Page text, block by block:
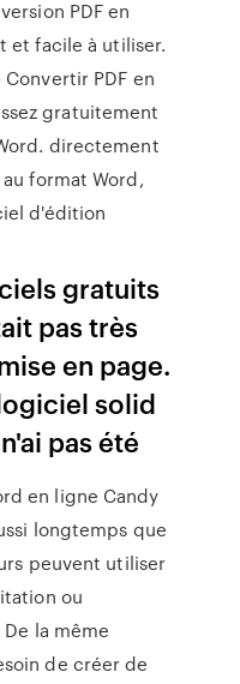
PDF en
et facile à utiliser.
PDF en
gratuitement
directement
format Word,
d'édition
gratuits
pas très
en page.
solid
pas été
en ligne Candy
longtemps que
peuvent utiliser
ou
la même
de créer de